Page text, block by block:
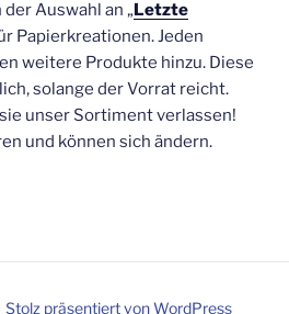
Auswahl an „Letzte
Papierkreationen. Jeden
weitere Produkte hinzu. Diese
solange der Vorrat reicht.
unser Sortiment verlassen!
und können sich ändern.
Stolz präsentiert von WordPress